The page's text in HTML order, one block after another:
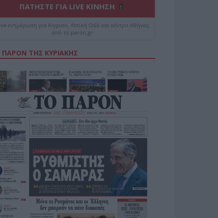
ΠΑΤΗΣΤΕ ΓΙΑ LIVE ΚΙΝΗΣΗ
ενημέρωση για Κηφισό, Αττική Οδό και κέντρο Αθήνας
από το paron.gr
ΤΗΣ ΚΥΡΙΑΚΗΣ